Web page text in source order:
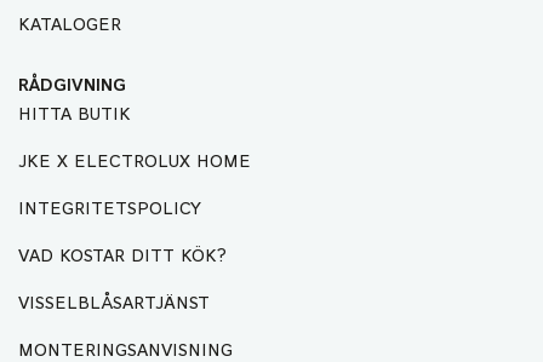
KATALOGER
RÅDGIVNING
HITTA BUTIK
JKE X ELECTROLUX HOME
INTEGRITETSPOLICY
VAD KOSTAR DITT KÖK?
VISSELBLÅSARTJÄNST
MONTERINGSANVISNING